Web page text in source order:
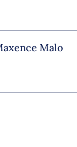
Malo